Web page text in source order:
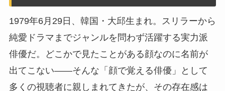
1979年6月29日、韓国・大邱生まれ。スリラーから
純愛ドラマまでジャンルを問わず活躍する実力派
俳優だ。どこかで見たことがある顔なのに名前が
出てこない——そんな「顔で覚える俳優」として
多くの視聴者に親しまれてきたが、その存在感は